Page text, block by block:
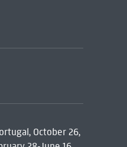
October 26,